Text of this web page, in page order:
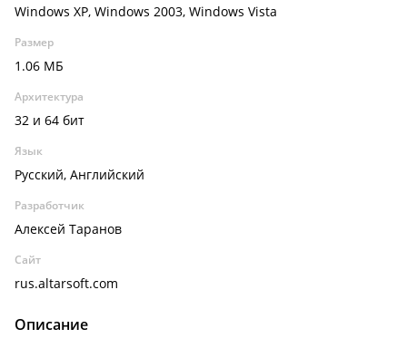
Windows XP, Windows 2003, Windows Vista
Размер
1.06 МБ
Архитектура
32 и 64 бит
Язык
Русский, Английский
Разработчик
Алексей Таранов
Сайт
rus.altarsoft.com
Описание